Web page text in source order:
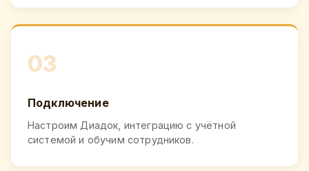
03
Подключение
Настроим Диадок, интеграцию с учётной
системой и обучим сотрудников.